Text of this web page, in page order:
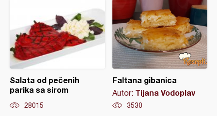
Salata od pečenih
parika sa sirom
28015
Faltana gibanica
Autor: Tijana Vodoplav
3530